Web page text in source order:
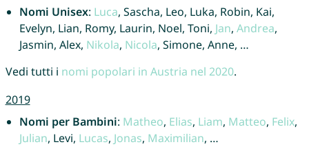
Nomi Unisex: Luca, Sascha, Leo, Luka, Robin, Kai,
Evelyn, Lian, Romy, Laurin, Noel, Toni, Jan, Andrea,
Jasmin, Alex, Nikola, Nicola, Simone, Anne, …
Vedi tutti i nomi popolari in Austria nel 2020.
2019
Nomi per Bambini: Matheo, Elias, Liam, Matteo, Felix,
Julian, Levi, Lucas, Jonas, Maximilian, …